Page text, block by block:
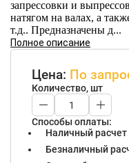
запрессовки и
натягом на валах, а
т.д.. Предназначены д...
Полное описание
Цена: По
Количество, шт
Способы оплаты:
Наличный расчет
Безналичный